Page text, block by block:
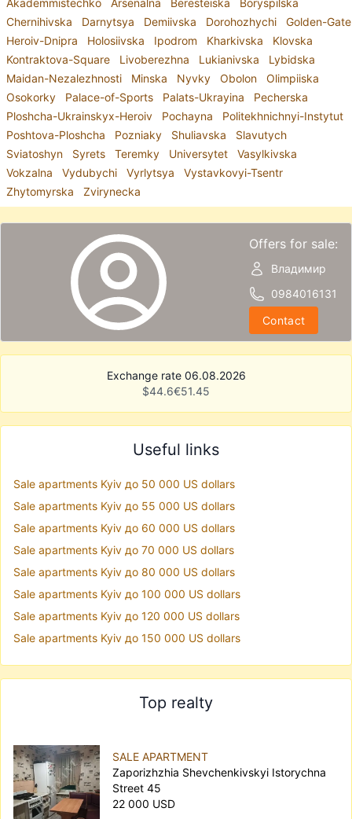
Chernihivska
Darnytsya Demiivska Dorohozhychi
Golden-Gate
Heroiv-Dnipra
Holosiivska Ipodrom Kharkivska
Klovska
Kontraktova-Square
Livoberezhna Lukianivska
Lybidska
Maidan-Nezalezhnosti
Minska Nyvky Obolon
Olimpiiska
Osokorky
Palace-of-Sports Palats-Ukrayina
Pecherska
Ploshcha-Ukrainskyx-Heroiv
Pochayna
Politekhnichnyi-Instytut
Poshtova-Ploshcha
Pozniaky Shuliavska
Slavutych
Sviatoshyn
Syrets Teremky Universytet
Vasylkivska
Vokzalna
Vydubychi Vyrlytsya
Vystavkovyi-Tsentr
Zhytomyrska
Zvirynecka
Offers for sale:
Владимир
0984016131
Contact
Exchange rate 06.08.2026
$44.6€51.45
Useful links
Sale apartments Kyiv до 50 000 US dollars
Sale apartments Kyiv до 55 000 US dollars
Sale apartments Kyiv до 60 000 US dollars
Sale apartments Kyiv до 70 000 US dollars
Sale apartments Kyiv до 80 000 US dollars
Sale apartments Kyiv до 100 000 US dollars
Sale apartments Kyiv до 120 000 US dollars
Sale apartments Kyiv до 150 000 US dollars
Top realty
SALE APARTMENT
Zaporizhzhia Shevchenkivskyi Istorychna
Street 45
22 000 USD